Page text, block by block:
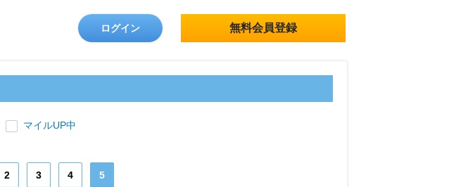
ログイン 無料会員登録
マイルUP中
2 3 4 5